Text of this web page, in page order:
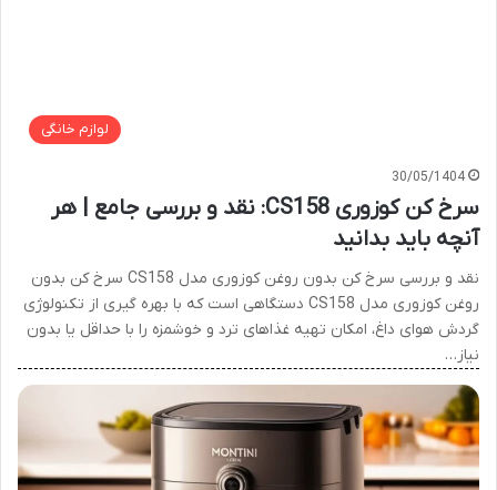
لوازم خانگی
30/05/1404
سرخ کن کوزوری CS158: نقد و بررسی جامع | هر
آنچه باید بدانید
نقد و بررسی سرخ کن بدون روغن کوزوری مدل CS158 سرخ کن بدون
روغن کوزوری مدل CS158 دستگاهی است که با بهره گیری از تکنولوژی
گردش هوای داغ، امکان تهیه غذاهای ترد و خوشمزه را با حداقل یا بدون
نیاز…